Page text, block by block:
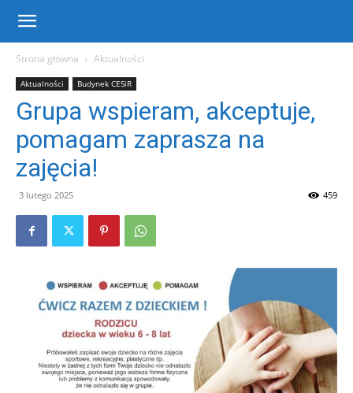
Centrum
Sportu
Rekreacji
Strona główna Aktualności
Aktualności Budynek CESiR
Grupa wspieram, akceptuje,
pomagam zaprasza na
zajęcia!
3 lutego 2025 459